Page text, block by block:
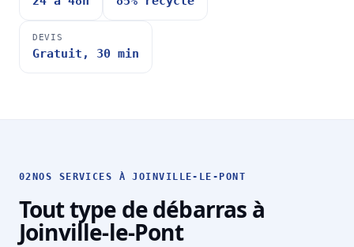
DEVIS
Gratuit, 30 min
02 NOS SERVICES À JOINVILLE-LE-PONT
Tout type de débarras à
Joinville-le-Pont